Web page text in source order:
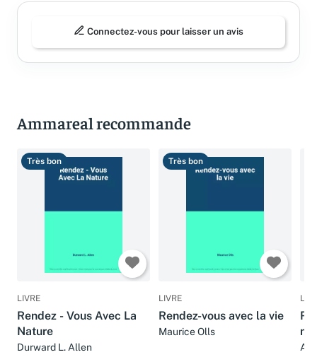
Connectez-vous pour laisser un avis
Ammareal recommande
Très bon
LIVRE
Rendez - Vous Avec La
Nature
Durward L. Allen
Très bon
LIVRE
Rendez-vous avec la vie
Maurice Olls